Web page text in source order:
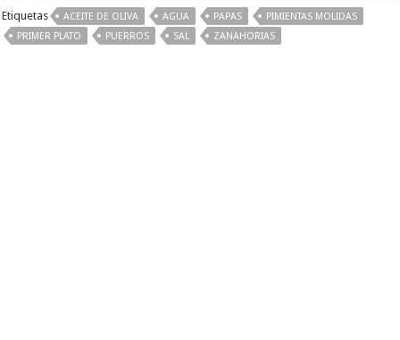
Etiquetas ACEITE DE OLIVA AGUA PAPAS
PIMIENTAS MOLIDAS
PRIMER PLATO
PUERROS SAL ZANAHORIAS